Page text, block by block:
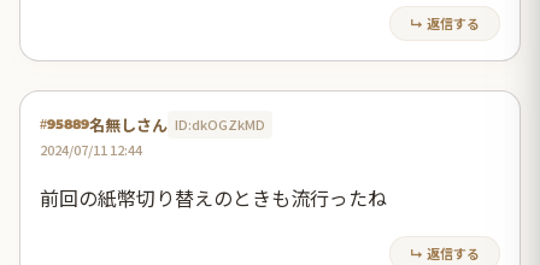
↳ 返信する
#95889名無しさん ID:dkOGZkMD
2024/07/11 12:44
前回の紙幣切り替えのときも流行ったね
↳ 返信する